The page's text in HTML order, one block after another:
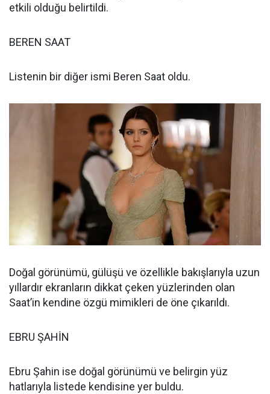
etkili olduğu belirtildi.
BEREN SAAT
Listenin bir diğer ismi Beren Saat oldu.
Doğal görünümü, gülüşü ve özellikle bakışlarıyla uzun
yıllardır ekranların dikkat çeken yüzlerinden olan
Saat’in kendine özgü mimikleri de öne çıkarıldı.
EBRU ŞAHİN
Ebru Şahin ise doğal görünümü ve belirgin yüz
hatlarıyla listede kendisine yer buldu.